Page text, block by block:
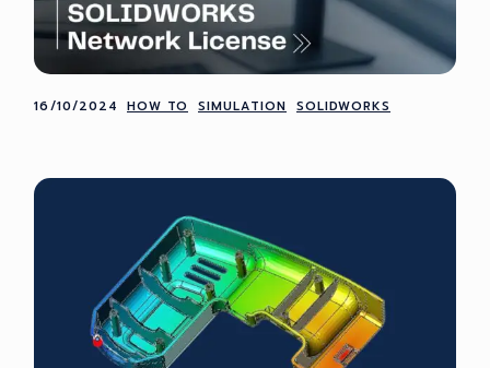
16/10/2024 HOW TO SIMULATION SOLIDWORKS